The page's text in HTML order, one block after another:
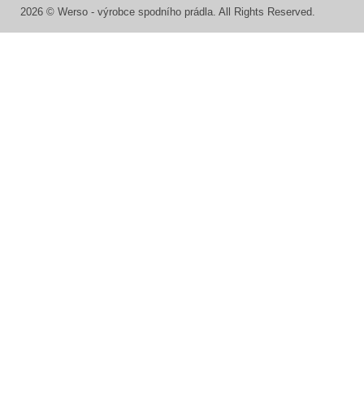
2026 © Werso - výrobce spodního prádla. All Rights Reserved.